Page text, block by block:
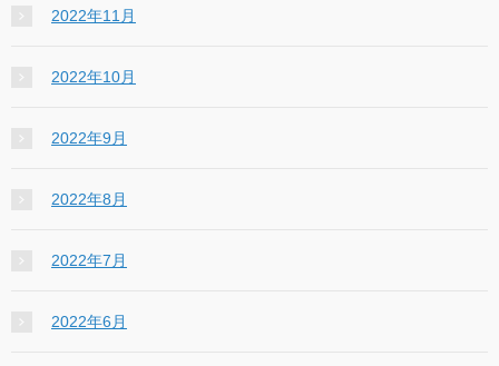
2022年11月
2022年10月
2022年9月
2022年8月
2022年7月
2022年6月